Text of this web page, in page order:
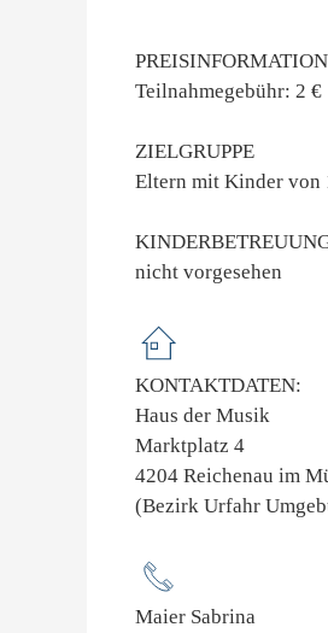
Teilnahmegebühr: 2 €
ZIELGRUPPE
Eltern mit Kinder von
nicht vorgesehen
KONTAKTDATEN:
Haus der Musik
Marktplatz 4
4204 Reichenau im
(Bezirk Urfahr
Maier Sabrina